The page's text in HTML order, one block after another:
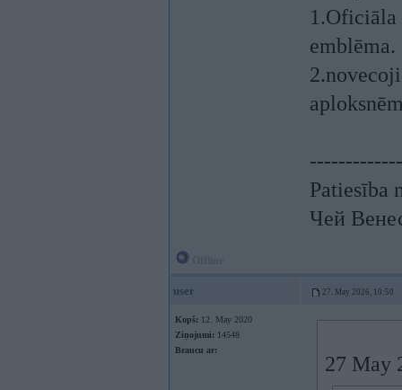
1.Oficiāla
emblēma.
Patiesība
Чей
user 27. May 2026, 10:50
Kopš: 12. May 2020
Ziņojumi: 14548
Braucu ar:
27 May